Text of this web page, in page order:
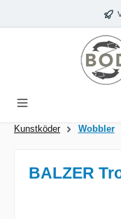
Zum Hauptinhalt springen
Kunstköder Wobbler
BALZER